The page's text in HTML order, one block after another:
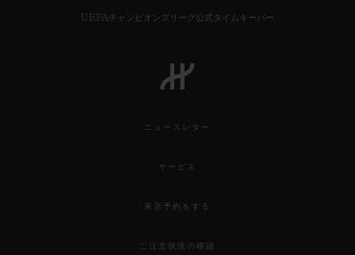
UEFAチャンピオンズリーグ公式タイムキーパー
ニュースレター
サービス
来店予約をする
ご注文状況の確認